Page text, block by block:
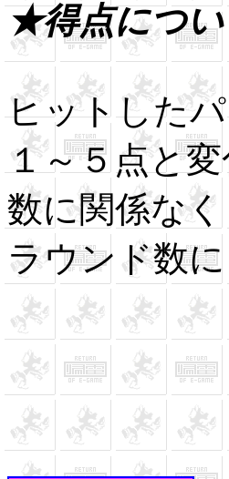
★得点につ
ヒットした
１～５点と
数に関係な
ラウンド数